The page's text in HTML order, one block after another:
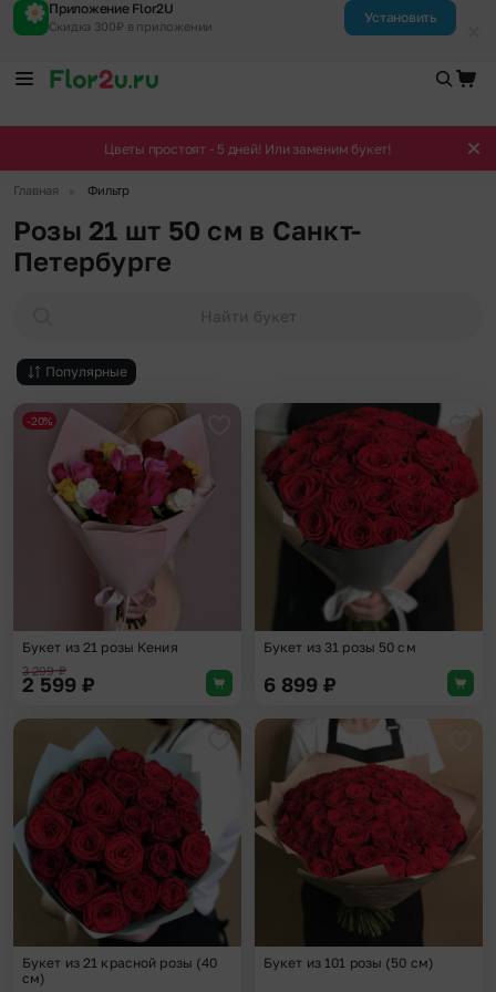
Приложение Flor2U
Скидка 300₽ в приложении
Установить
Цветы простоят - 5 дней! Или заменим букет!
Главная Фильтр
Розы 21 шт 50 см в Санкт-
Петербурге
Найти букет
Популярные
Добавить в избранное
-20%
Букет из 21 розы Кения
3 299₽
2 599 ₽
Букет из 31 розы 50 см
6 899 ₽
Добавить в избранное
Букет из 21 красной розы (40
см)
Букет из 101 розы (50 см)